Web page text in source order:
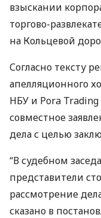
взыскании
торгово-
на Кольцевой
Согласно тексту
апелляционного
НБУ и Pora
совместное
дела с целью
“В судебном
представители
рассмотрение
сказано в